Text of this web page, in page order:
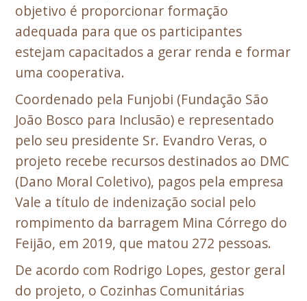
objetivo é proporcionar formação
adequada para que os participantes
estejam capacitados a gerar renda e formar
uma cooperativa.
Coordenado pela Funjobi (Fundação São
João Bosco para Inclusão) e representado
pelo seu presidente Sr. Evandro Veras, o
projeto recebe recursos destinados ao DMC
(Dano Moral Coletivo), pagos pela empresa
Vale a título de indenização social pelo
rompimento da barragem Mina Córrego do
Feijão, em 2019, que matou 272 pessoas.
De acordo com Rodrigo Lopes, gestor geral
do projeto, o Cozinhas Comunitárias